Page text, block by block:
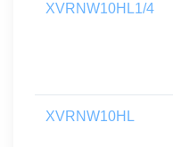
XVRNW10HL1/4
XVRNW10HL